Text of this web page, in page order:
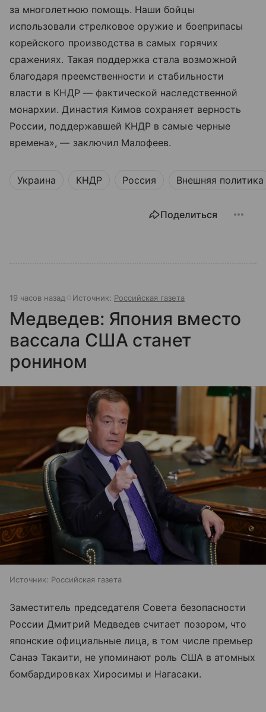
за многолетнюю помощь. Наши бойцы
использовали стрелковое оружие и боеприпасы
корейского производства в самых горячих
сражениях. Такая поддержка стала возможной
благодаря преемственности и стабильности
власти в КНДР — фактической наследственной
монархии. Династия Кимов сохраняет верность
России, поддержавшей КНДР в самые черные
времена», — заключил Малофеев.
Украина КНДР Россия Внешняя политика
Поделиться
19 часов назад Источник: Российская газета
Медведев: Япония вместо
вассала США станет
ронином
Источник: Российская газета
Заместитель председателя Совета безопасности
России Дмитрий Медведев считает позором, что
японские официальные лица, в том числе премьер
Санаэ Такаити, не упоминают роль США в атомных
бомбардировках Хиросимы и Нагасаки.